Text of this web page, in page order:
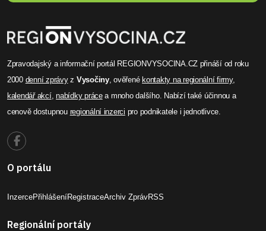
Zpravodajský a informační portál REGIONVYSOCINA.CZ přináší od roku
2000 denní zprávyz Vysočiny, ověřenékontakty na regionální firmy,
kalendář akcí,nabídky prácea mnoho dalšího. Nabízí také účinnou a
cenově dostupnou regionální inzerci pro podnikatele i jednotlivce.
O portálu
InzercePřihlášeníRegistraceArchiv ZprávRSS
Regionální portály